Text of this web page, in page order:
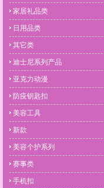
家居礼品类
日用品类
其它类
迪士尼系列产品
亚克力动漫
防疫钥匙扣
美容工具
新款
美容个护系列
赛事类
手机扣